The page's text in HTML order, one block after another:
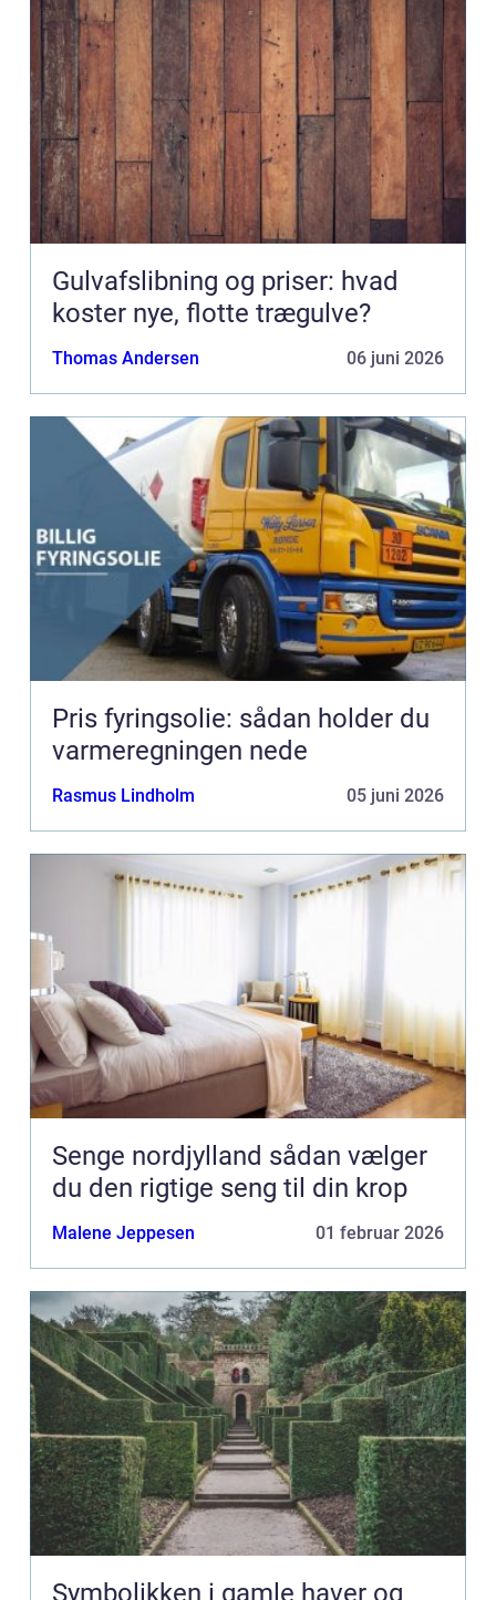
Gulvafslibning og priser: hvad
koster nye, flotte trægulve?
Thomas Andersen 06 juni 2026
Pris fyringsolie: sådan holder du
varmeregningen nede
Rasmus Lindholm 05 juni 2026
Senge nordjylland sådan vælger
du den rigtige seng til din krop
Malene Jeppesen 01 februar 2026
Symbolikken i gamle haver og